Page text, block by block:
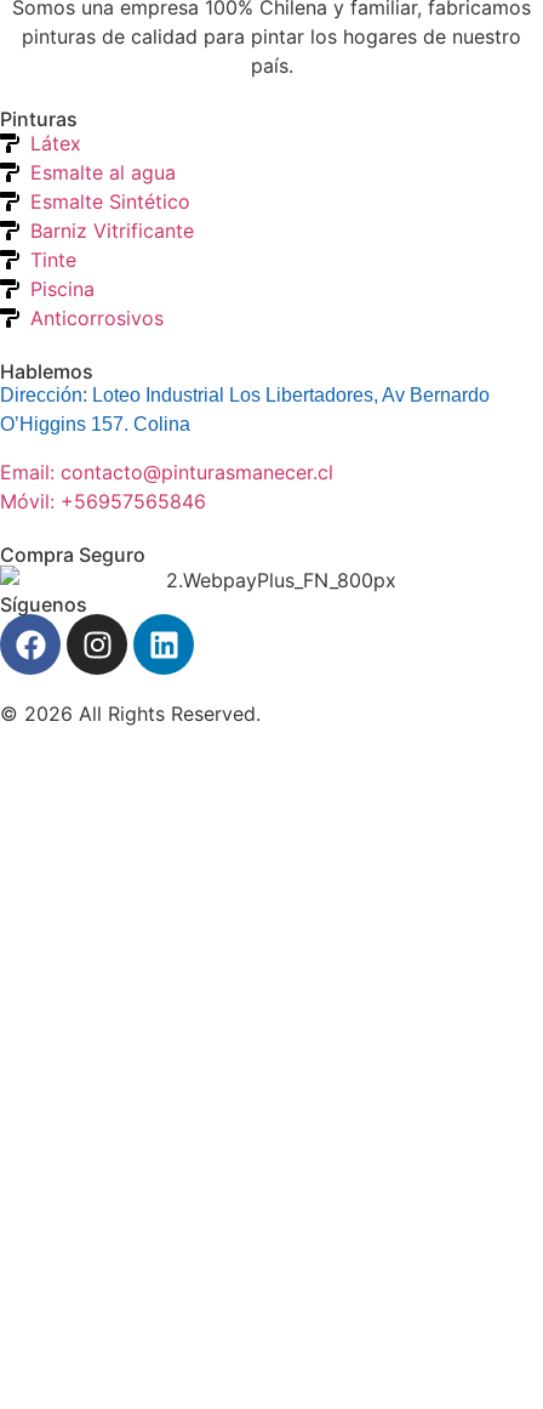
Somos una empresa 100% Chilena y familiar, fabricamos
pinturas de calidad para pintar los hogares de nuestro
país.
Pinturas
Látex
Esmalte al agua
Esmalte Sintético
Barniz Vitrificante
Tinte
Piscina
Anticorrosivos
Hablemos
Dirección: Loteo Industrial Los Libertadores, Av Bernardo
O’Higgins 157. Colina
Email: contacto@pinturasmanecer.cl
Móvil: +56957565846
Compra Seguro
Síguenos
© 2026 All Rights Reserved.